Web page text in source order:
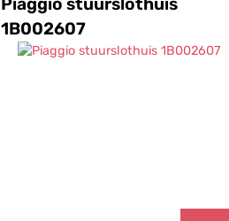
1B002607